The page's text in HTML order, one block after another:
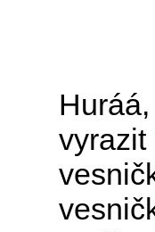
vyrazit